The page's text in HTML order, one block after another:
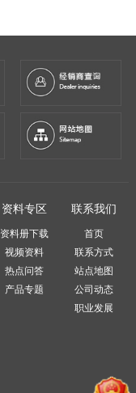
资料专区
资料册下载
视频资料
热点问答
产品专题
联系我们
首页
联系方式
站点地图
公司动态
职业发展